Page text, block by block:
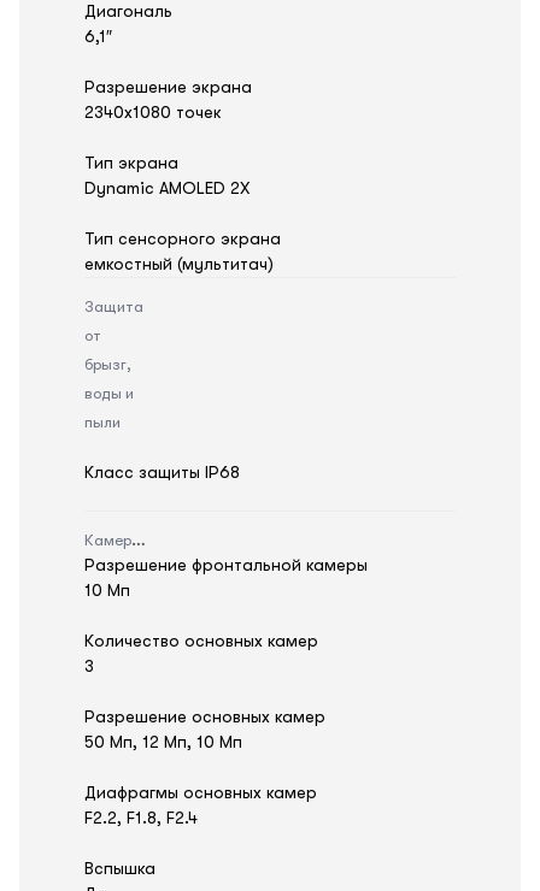
Диагональ
6,1″
Разрешение экрана
2340x1080 точек
Тип экрана
Dynamic AMOLED 2X
Тип сенсорного экрана
емкостный (мультитач)
Защита
от
брызг,
воды и
пыли
Класс защиты IP68
Камера
Разрешение фронтальной камеры
10 Мп
Количество основных камер
3
Разрешение основных камер
50 Мп, 12 Мп, 10 Мп
Диафрагмы основных камер
F2.2, F1.8, F2.4
Вспышка